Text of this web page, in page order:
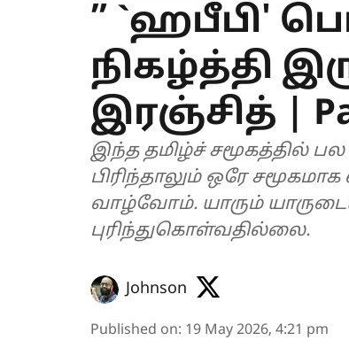
” `ஹபீபி'
நிகழ்த்தி
இரஞ்சித் | Pa
இந்த தமிழ்ச் சமூகத்தில்
பிரிந்தாலும் ஒரே
வாழ்வோம். யாரும்
புரிந்துகொள்வதில்லை.
Johnson
Published on: 19 May 2026, 4:21 pm